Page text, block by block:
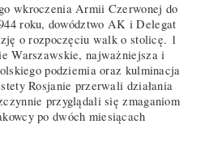
wkroczenia Armii Czerwonej do
roku, dowództwo AK i Delegat
o rozpoczęciu walk o stolicę. 1
Warszawskie, najważniejsza i
podziemia oraz kulminacja
Rosjanie przerwali działania
przyglądali się zmaganiom
po dwóch miesiącach